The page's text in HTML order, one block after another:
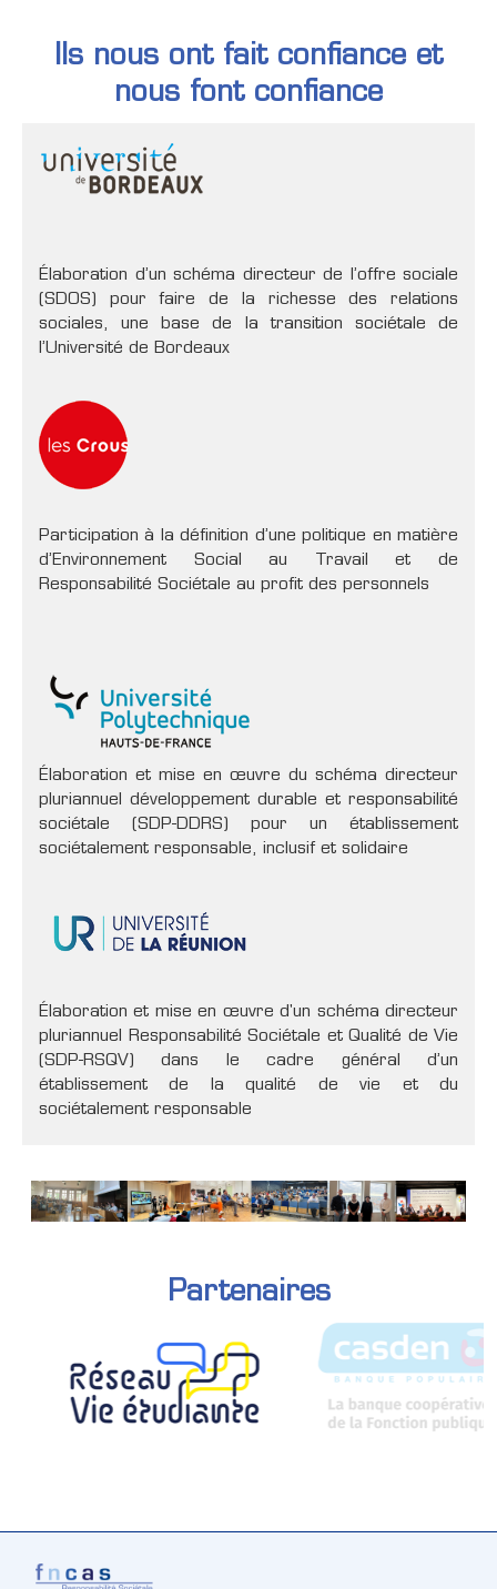
Ils nous ont fait confiance et
nous font confiance
Élaboration d’un schéma directeur de l’offre sociale
(SDOS) pour faire de la richesse des relations
sociales, une base de la transition sociétale de
l’Université de Bordeaux
Participation à la définition d’une politique en matière
d’Environnement Social au Travail et de
Responsabilité Sociétale au profit des personnels
Élaboration et mise en œuvre du schéma directeur
pluriannuel développement durable et responsabilité
sociétale (SDP-DDRS) pour un établissement
sociétalement responsable, inclusif et solidaire
Élaboration et mise en œuvre d'un schéma directeur
pluriannuel Responsabilité Sociétale et Qualité de Vie
(SDP-RSQV) dans le cadre général d’un
établissement de la qualité de vie et du
sociétalement responsable
Partenaires